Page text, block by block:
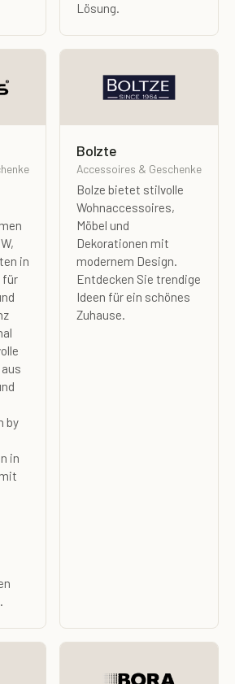
Lösung.
in
für
by
in
Bolzte
Accessoires & Geschenke
Bolze bietet stilvolle
Wohnaccessoires,
Möbel und
Dekorationen mit
modernem Design.
Entdecken Sie trendige
Ideen für ein schönes
Zuhause.